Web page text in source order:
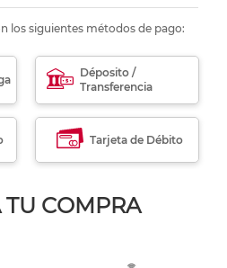
los siguientes métodos de pago:
Déposito /
Transferencia
Tarjeta de Débito
COMPRA